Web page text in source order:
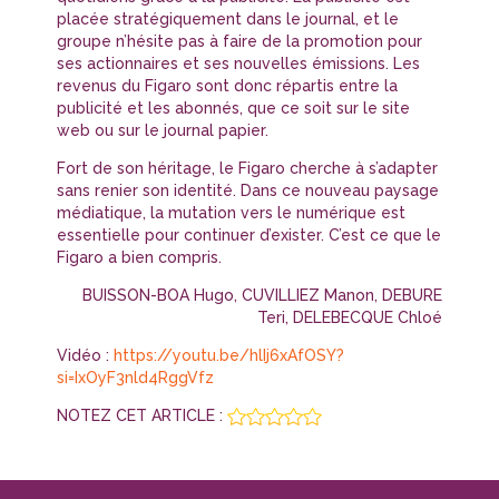
placée stratégiquement dans le journal, et le
groupe n’hésite pas à faire de la promotion pour
ses actionnaires et ses nouvelles émissions. Les
revenus du Figaro sont donc répartis entre la
publicité et les abonnés, que ce soit sur le site
web ou sur le journal papier.
Fort de son héritage, le Figaro cherche à s’adapter
sans renier son identité. Dans ce nouveau paysage
médiatique, la mutation vers le numérique est
essentielle pour continuer d’exister. C’est ce que le
Figaro a bien compris.
BUISSON-BOA Hugo, CUVILLIEZ Manon, DEBURE
Teri, DELEBECQUE Chloé
Vidéo : https://youtu.be/hlIj6xAfOSY?
si=IxOyF3nld4RggVfz
NOTEZ CET ARTICLE :